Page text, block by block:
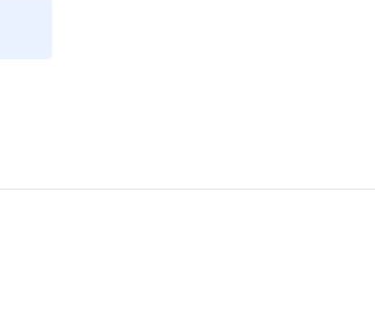
दिनेछन् र मेरो रक्षा गर्नेछन् भन्‍ने लाग्थ्यो। मैले
ख्याल गरिनँ। यो कुरा सम्झेपछि, मलाई निकै
त्यसले तेरो कर्तव्यपालनमा असर पार्न सक्छ?